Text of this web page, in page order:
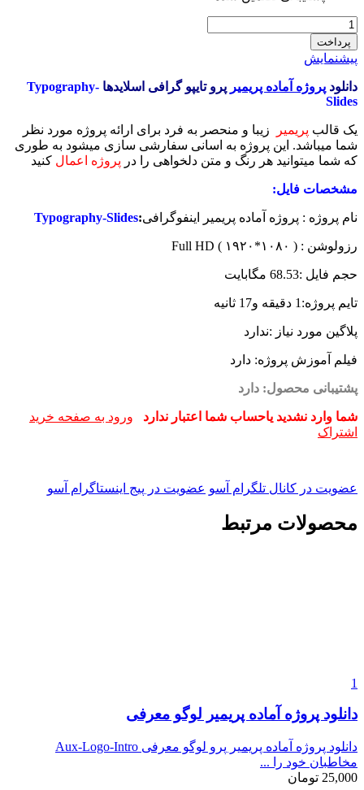
تعداد
پرداخت
پیشنمایش
دانلود پروژه آماده پریمیر پرو تایپو گرافی اسلایدها Typography-
Slides
یک قالب پریمیر
زیبا و منحصر به فرد برای ارائه پروژه مورد نظر
شما میباشد. این پروژه به اسانی سفارشی سازی میشود به طوری
که شما میتوانید هر رنگ و متن دلخواهی را در پروژه اعمال کنید
مشخصات فایل:
نام پروژه : پروژه آماده پریمیر اینفوگرافی:
Typography-Slides
رزولوشن : ( ۱۰۸۰*۱۹۲۰ )‌ Full HD
حجم فایل :68.53 مگابایت
تایم پروژه:1 دقیقه و17 ثانیه
پلاگین مورد نیاز :ندارد
فیلم آموزش پروژه: دارد
پشتیبانی محصول: دارد
شما وارد نشدید یاحساب شما اعتبار ندارد
ورود به صفحه خرید
اشتراک
عضویت در کانال تلگرام آسو عضویت در پیج اینستاگرام آسو
محصولات مرتبط
1
دانلود پروژه آماده پریمیر لوگو معرفی
دانلود پروژه آماده پریمیر پرو لوگو معرفی Aux-Logo-Intro
مخاطبان خود را ...
25,000 تومان